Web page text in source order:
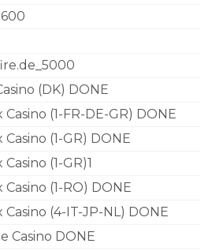
(DK) DONE
Casino (1-FR-DE-GR) DONE
Casino (1-GR) DONE
(1-GR)1
Casino (1-RO) DONE
Casino (4-IT-JP-NL) DONE
Casino DONE